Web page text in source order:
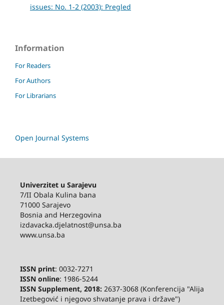
issues: No. 1-2 (2003): Pregled
Information
For Readers
For Authors
For Librarians
Open Journal Systems
Univerzitet u Sarajevu
7/II Obala Kulina bana
71000 Sarajevo
Bosnia and Herzegovina
izdavacka.djelatnost@unsa.ba
www.unsa.ba
ISSN print: 0032-7271
ISSN online: 1986-5244
ISSN Supplement, 2018:2637-3068 (Konferencija "Alija
Izetbegović i njegovo shvatanje prava i države")